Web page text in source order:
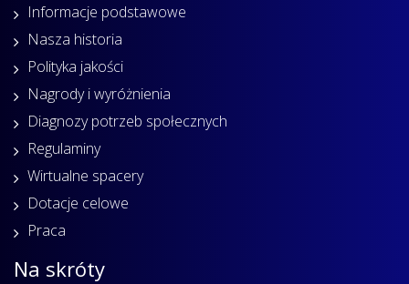
Informacje podstawowe
Nasza historia
Polityka jakości
Nagrody i wyróżnienia
Diagnozy potrzeb społecznych
Regulaminy
Wirtualne spacery
Dotacje celowe
Praca
Na skróty